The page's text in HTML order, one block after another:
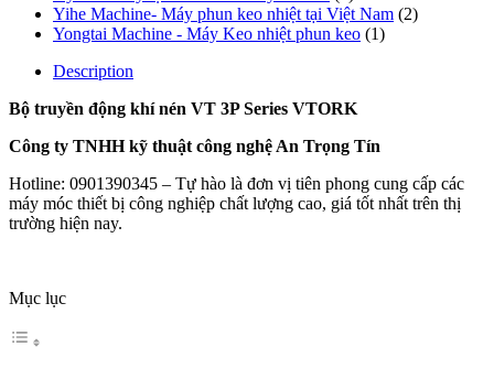
Yihe Machine- Máy phun keo nhiệt tại Việt Nam (2)
Yongtai Machine - Máy Keo nhiệt phun keo (1)
Description
Bộ truyền động khí nén VT 3P Series VTORK
Công ty TNHH kỹ thuật công nghệ An Trọng Tín
Hotline: 0901390345 – Tự hào là đơn vị tiên phong cung cấp các
máy móc thiết bị công nghiệp chất lượng cao, giá tốt nhất trên thị
trường hiện nay.
Mục lục